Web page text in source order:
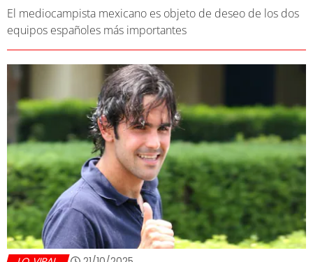
El mediocampista mexicano es objeto de deseo de los dos
equipos españoles más importantes